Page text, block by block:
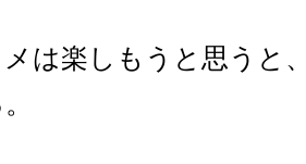
は楽しもうと思うと